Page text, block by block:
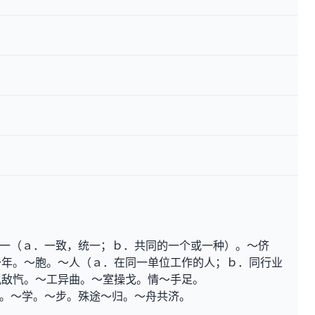
（ａ．一致，统一；ｂ．共同的一个或一种）。～侪
。～胞。～人（ａ．在同一单位工作的人；ｂ．同行业
忾。～工异曲。～室操戈。情～手足。
～学。～步。殊途～归。～舟共济。